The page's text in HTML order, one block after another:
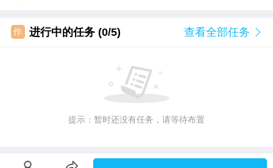
作 进行中的任务 (0/5) 查看全部任务
提示：暂时还没有任务，请等待布置